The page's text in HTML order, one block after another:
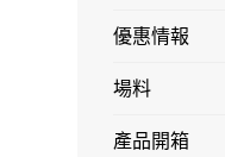
優惠情報
場料
產品開箱